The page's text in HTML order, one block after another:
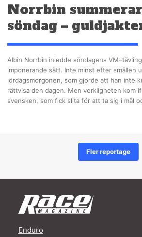
Norrbin
söndag –
Albin Norrbin inledde söndagens
imponerande sätt. Inte minst efter smällen
lördagsmorgonen, som gjorde att han inte
rättvisa den dagen. Men verkligheten kom
svensken, som fick slita för att ta sig i mål
Fler reportage
Enduro